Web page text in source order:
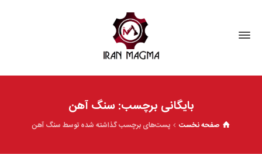
بایگانی برچسب: سنگ آهن
صفحه نخست پست‌های برچسب گذاشته شده توسط سنگ آهن